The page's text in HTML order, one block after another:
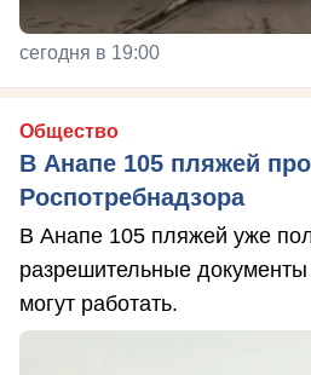
сегодня в 19:00
Общество
В Анапе 105 пляжей
Роспотребнадзора
В Анапе 105 пляжей уже
разрешительные
могут работать.